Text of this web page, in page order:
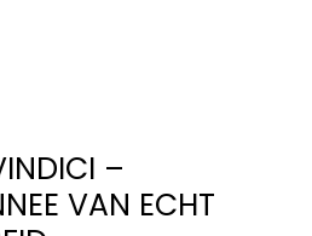
–
VAN ECHT